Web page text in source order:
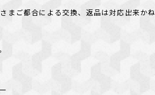
まご都合による交換、返品は対応出来かね